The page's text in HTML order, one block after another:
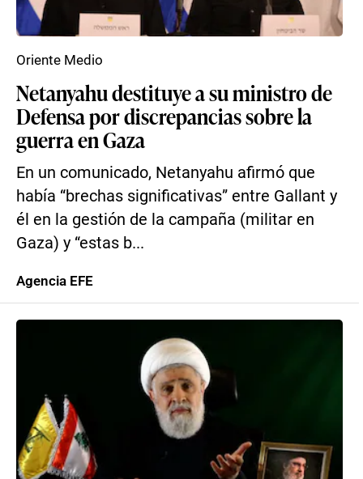
Netanyahu destituye a su ministro de
Defensa por discrepancias sobre la
guerra en Gaza
En un comunicado, Netanyahu afirmó que
había “brechas significativas” entre Gallant y
él en la gestión de la campaña (militar en
Gaza) y “estas b...
Oriente Medio
Agencia EFE